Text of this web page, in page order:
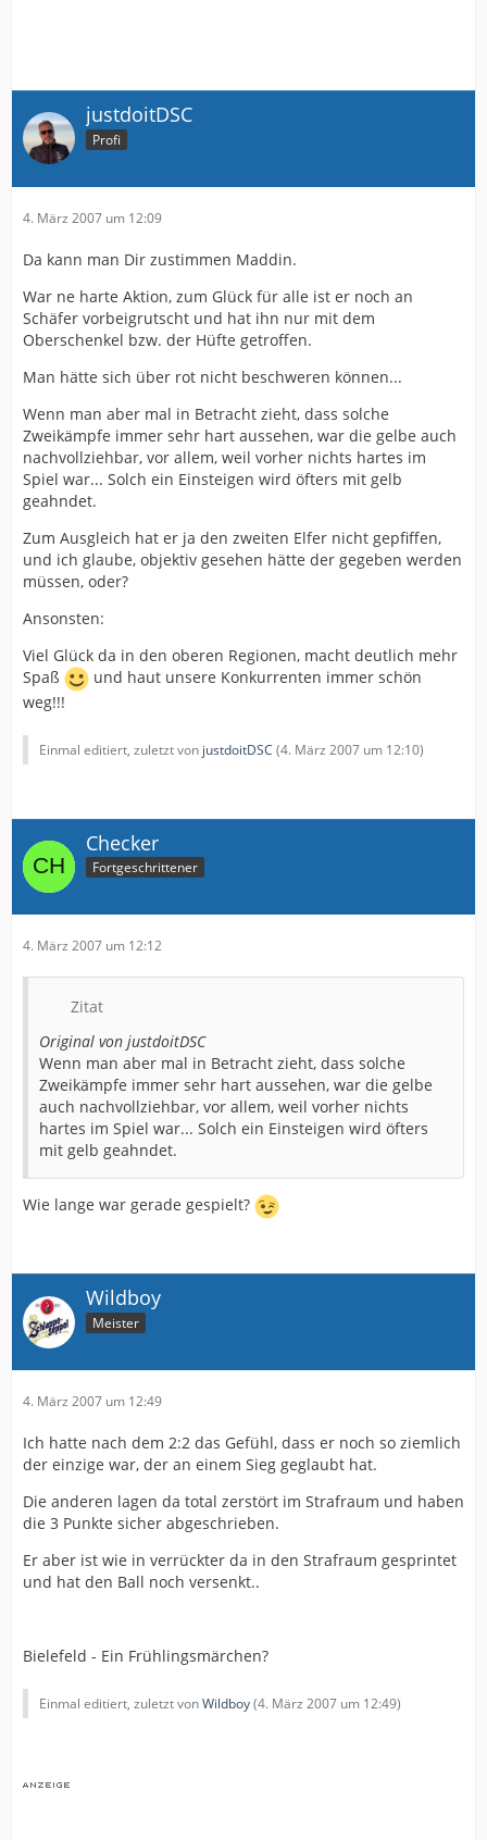
justdoitDSC
Profi
4. März 2007 um 12:09
Da kann man Dir zustimmen Maddin.
War ne harte Aktion, zum Glück für alle ist er noch an
Schäfer vorbeigrutscht und hat ihn nur mit dem
Oberschenkel bzw. der Hüfte getroffen.
Man hätte sich über rot nicht beschweren können...
Wenn man aber mal in Betracht zieht, dass solche
Zweikämpfe immer sehr hart aussehen, war die gelbe auch
nachvollziehbar, vor allem, weil vorher nichts hartes im
Spiel war... Solch ein Einsteigen wird öfters mit gelb
geahndet.
Zum Ausgleich hat er ja den zweiten Elfer nicht gepfiffen,
und ich glaube, objektiv gesehen hätte der gegeben werden
müssen, oder?
Ansonsten:
Viel Glück da in den oberen Regionen, macht deutlich mehr
Spaß
und haut unsere Konkurrenten immer schön
weg!!!
Einmal editiert, zuletzt von justdoitDSC (4. März 2007 um 12:10)
Checker
Fortgeschrittener
4. März 2007 um 12:12
Zitat
Original von justdoitDSC
Wenn man aber mal in Betracht zieht, dass solche
Zweikämpfe immer sehr hart aussehen, war die gelbe
auch nachvollziehbar, vor allem, weil vorher nichts
hartes im Spiel war... Solch ein Einsteigen wird öfters
mit gelb geahndet.
Wie lange war gerade gespielt?
Wildboy
Meister
4. März 2007 um 12:49
Ich hatte nach dem 2:2 das Gefühl, dass er noch so ziemlich
der einzige war, der an einem Sieg geglaubt hat.
Die anderen lagen da total zerstört im Strafraum und haben
die 3 Punkte sicher abgeschrieben.
Er aber ist wie in verrückter da in den Strafraum gesprintet
und hat den Ball noch versenkt..
Bielefeld - Ein Frühlingsmärchen?
Einmal editiert, zuletzt vonWildboy(4. März 2007 um 12:49)